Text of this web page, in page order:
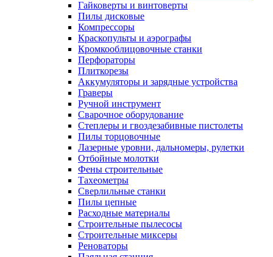
Гайковерты и винтоверты
Пилы дисковые
Компрессоры
Краскопульты и аэрографы
Кромкооблицовочные станки
Перфораторы
Плиткорезы
Аккумуляторы и зарядные устройства
Граверы
Ручной инструмент
Сварочное оборудование
Степлеры и гвоздезабивные пистолеты
Пилы торцовочные
Лазерные уровни, дальномеры, рулетки
Отбойные молотки
Фены строительные
Тахеометры
Сверлильные станки
Пилы цепные
Расходные материалы
Строительные пылесосы
Строительные миксеры
Реноваторы